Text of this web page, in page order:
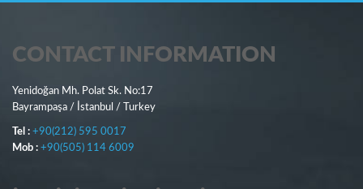
CONTACT INFORMATION
Yenidoğan Mh. Polat Sk. No:17
Bayrampaşa / İstanbul / Turkey
Tel : +90(212) 595 0017
Mob : +90(505) 114 6009